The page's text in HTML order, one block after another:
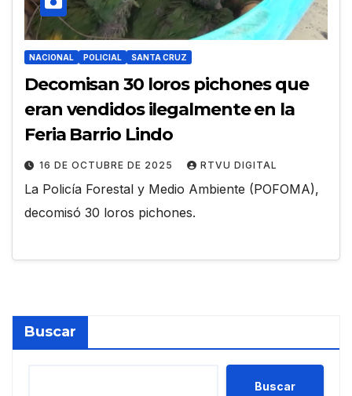
NACIONAL POLICIAL SANTA CRUZ
Decomisan 30 loros pichones que
eran vendidos ilegalmente en la
Feria Barrio Lindo
16 DE OCTUBRE DE 2025 RTVU DIGITAL
La Policía Forestal y Medio Ambiente (POFOMA),
decomisó 30 loros pichones.
Buscar
Buscar